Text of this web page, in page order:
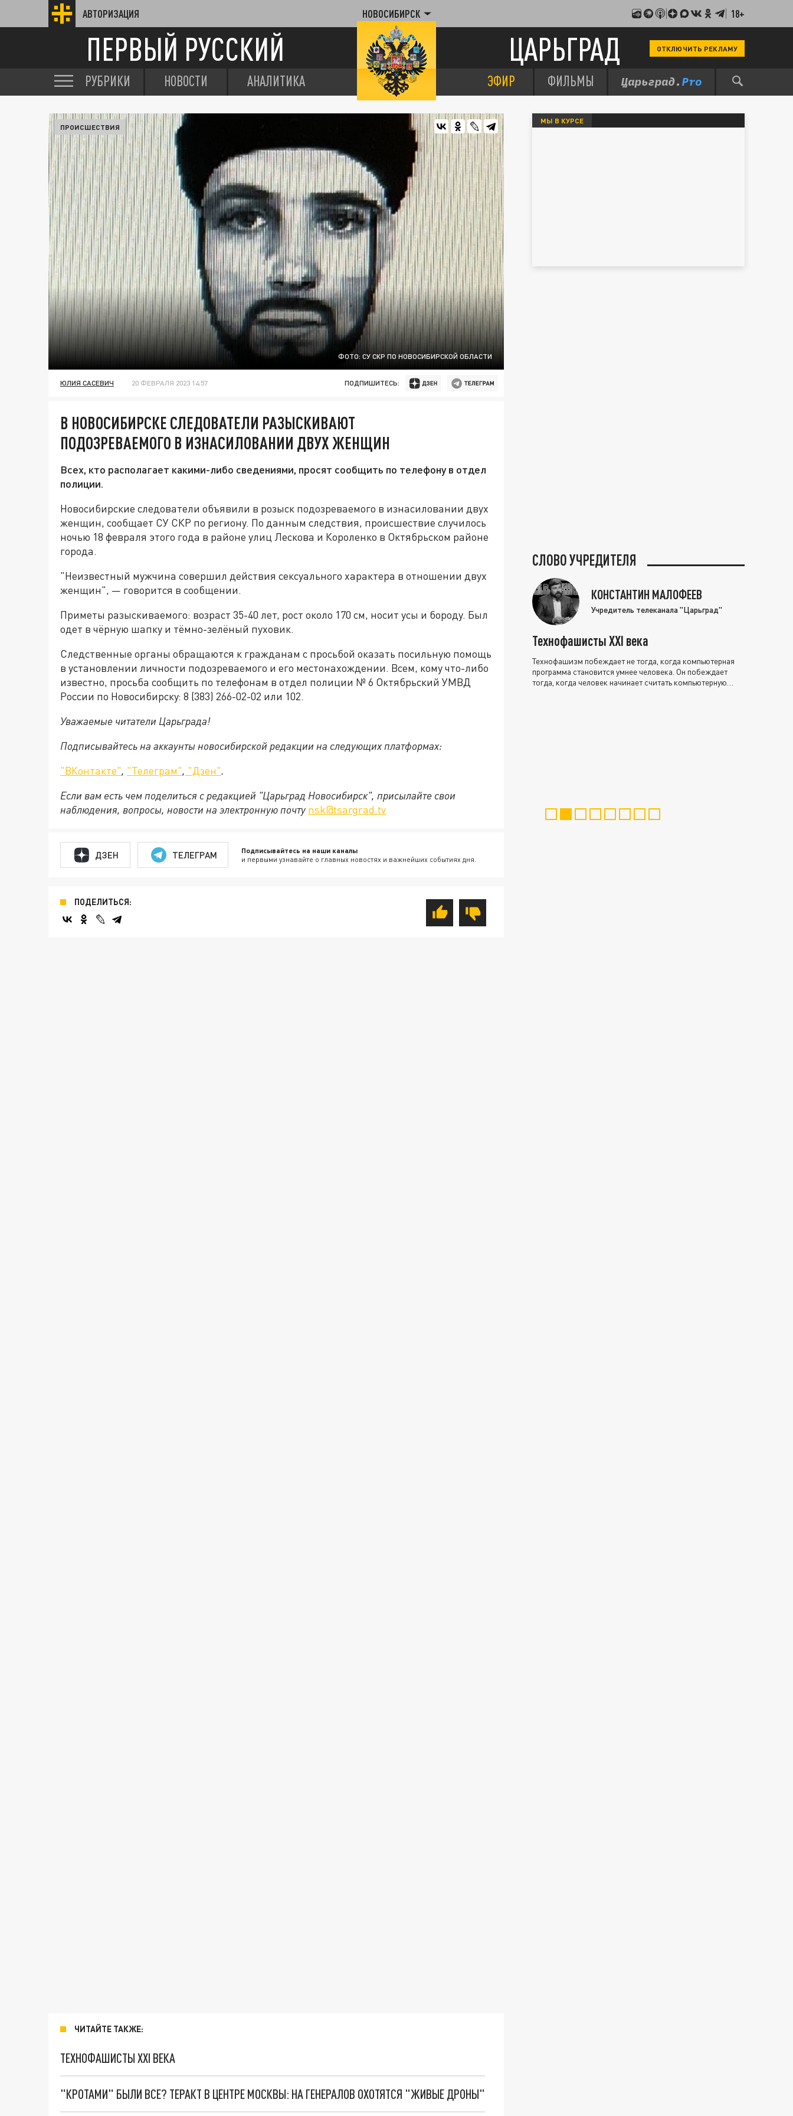
АВТОРИЗАЦИЯ НОВОСИБИРСК 18+
ПЕРВЫЙ РУССКИЙ ЦАРЬГРАД ОТКЛЮЧИТЬ РЕКЛАМУ
РУБРИКИ НОВОСТИ АНАЛИТИКА ЭФИР ФИЛЬМЫ
ФОТО: СУ СКР ПО НОВОСИБИРСКОЙ ОБЛАСТИ
ПРОИСШЕСТВИЯ
ЮЛИЯ САСЕВИЧ 20 ФЕВРАЛЯ 2023 14:57 ПОДПИШИТЕСЬ:
В НОВОСИБИРСКЕ СЛЕДОВАТЕЛИ РАЗЫСКИВАЮТ
ПОДОЗРЕВАЕМОГО В ИЗНАСИЛОВАНИИ ДВУХ ЖЕНЩИН
Всех, кто располагает какими-либо сведениями, просят сообщить по телефону в отдел
полиции.
Новосибирские следователи объявили в розыск подозреваемого в изнасиловании двух
женщин, сообщает СУ СКР по региону. По данным следствия, происшествие случилось
ночью 18 февраля этого года в районе улиц Лескова и Короленко в Октябрьском районе
города.
"Неизвестный мужчина совершил действия сексуального характера в отношении двух
женщин", — говорится в сообщении.
Приметы разыскиваемого: возраст 35-40 лет, рост около 170 см, носит усы и бороду. Был
одет в чёрную шапку и тёмно-зелёный пуховик.
Следственные органы обращаются к гражданам с просьбой оказать посильную помощь
в установлении личности подозреваемого и его местонахождении. Всем, кому что-либо
известно, просьба сообщить по телефонам в отдел полиции № 6 Октябрьский УМВД
России по Новосибирску: 8 (383) 266-02-02 или 102.
Уважаемые читатели Царьграда!
Подписывайтесь на аккаунты новосибирской редакции на следующих платформах:
"ВКонтакте", "Телеграм", "Дзен".
Если вам есть чем поделиться с редакцией "Царьград Новосибирск", присылайте свои
наблюдения, вопросы, новости на электронную почту nsk@tsargrad.tv
ДЗЕН ТЕЛЕГРАМ Подписывайтесь на наши каналы
и первыми узнавайте о главных новостях и важнейших событиях дня.
ПОДЕЛИТЬСЯ:
ЧИТАЙТЕ ТАКЖЕ:
ТЕХНОФАШИСТЫ XXI ВЕКА
"КРОТАМИ" БЫЛИ ВСЕ? ТЕРАКТ В ЦЕНТРЕ МОСКВЫ: НА ГЕНЕРАЛОВ ОХОТЯТСЯ "ЖИВЫЕ ДРОНЫ"
МЫ В КУРСЕ
СЛОВО УЧРЕДИТЕЛЯ
КОНСТАНТИН МАЛОФЕЕВ
Учредитель телеканала "Царьград"
Технофашисты XXI века
Технофашизм побеждает не тогда, когда компьютерная
программа становится умнее человека. Он побеждает
тогда, когда человек начинает считать компьютерную